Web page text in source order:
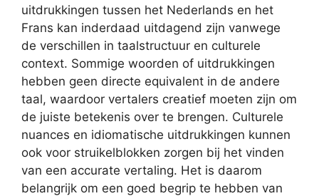
uitdrukkingen tussen het Nederlands en het
Frans kan inderdaad uitdagend zijn vanwege
de verschillen in taalstructuur en culturele
context. Sommige woorden of uitdrukkingen
hebben geen directe equivalent in de andere
taal, waardoor vertalers creatief moeten zijn om
de juiste betekenis over te brengen. Culturele
nuances en idiomatische uitdrukkingen kunnen
ook voor struikelblokken zorgen bij het vinden
van een accurate vertaling. Het is daarom
belangrijk om een goed begrip te hebben van